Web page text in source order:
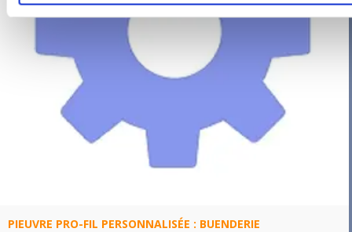
PIEUVRE PRO-FIL PERSONNALISÉE : BUENDERIE